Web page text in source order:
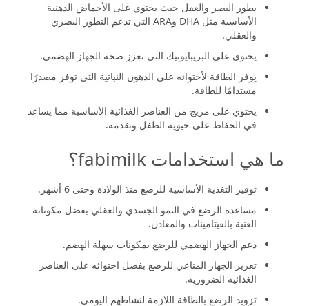
يطور البصر والعقل حيث يحتوي على الأحماض الدهنية
الأساسية مثل DHA وARA التي تدعم التطور البصري
والعقلي.
يحتوي على البريبايوتيك التي تعزز صحة الجهاز الهضمي.
يوفر الطاقة لأحتوائه على الدهون النباتية التي توفر مصدرًا
مستدامًا للطاقة.
يحتوي على مزيج من العناصر الغذائية الأساسية مما يساعد
في الحفاظ على حيوية الطفل وتقدمه.
ما هي استخدامات fabimilk؟
توفير التغذية الأساسية للرضع منذ الولادة وحتى 6 أشهر.
مساعدة الرضع في النمو الجسدي والعقلي بفضل مكوناته
الغنية بالفيتامينات والمعادن.
دعم الجهاز الهضمي للرضع بمكونات سهلة الهضم.
تعزيز الجهاز المناعي للرضع بفضل احتوائه على العناصر
الغذائية الضرورية.
تزويد الرضع بالطاقة اللازمة لنشاطهم اليومي.